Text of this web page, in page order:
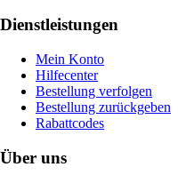
Dienstleistungen
Mein Konto
Hilfecenter
Bestellung verfolgen
Bestellung zurückgeben
Rabattcodes
Über uns